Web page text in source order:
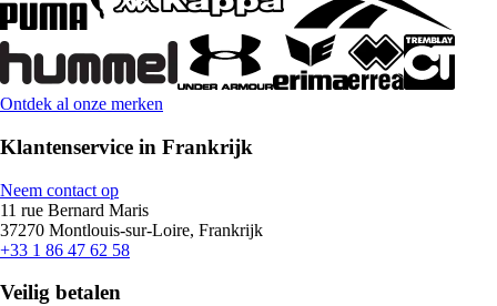
Ontdek al onze merken
Klantenservice in Frankrijk
Neem contact op
11 rue Bernard Maris
37270 Montlouis-sur-Loire, Frankrijk
+33 1 86 47 62 58
Veilig betalen